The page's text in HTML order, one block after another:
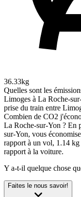
36.33kg
Quelles sont les
Limoges à La Roche-
prise du train entre
Combien de CO2
La Roche-sur-Yon ? En
sur-Yon, vous
rapport à un vol, 1.14
rapport à la voiture.
Y a-t-il quelque chose
Faites le nous savoir!